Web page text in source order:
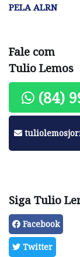
PELA ALRN
Fale com
Tulio Lemos
(84)
Siga Tulio
Facebook
Twitter